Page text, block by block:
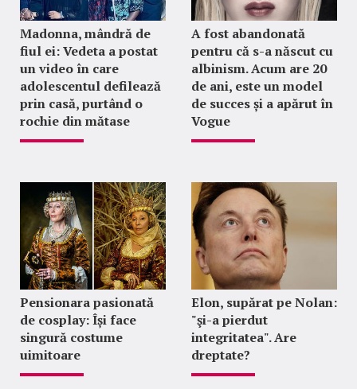
Madonna, mândră de
fiul ei: Vedeta a postat
un video în care
adolescentul defilează
prin casă, purtând o
rochie din mătase
A fost abandonată
pentru că s-a născut cu
albinism. Acum are 20
de ani, este un model
de succes și a apărut în
Vogue
Pensionara pasionată
de cosplay: Își face
singură costume
uimitoare
Elon, supărat pe Nolan:
"şi-a pierdut
integritatea". Are
dreptate?